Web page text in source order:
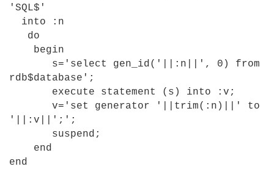
'SQL$'
into :n
do
begin
s='select gen_id('||:n||', 0) from
rdb$database';
execute statement (s) into :v;
v='set generator '||trim(:n)||' to
'||:v||';';
suspend;
end
end